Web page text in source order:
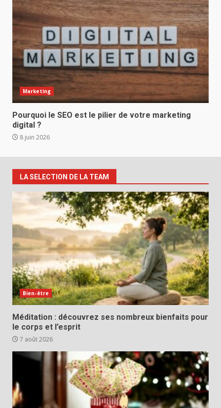
Marketing
Pourquoi le SEO est le pilier de votre marketing
digital ?
8 juin 2026
LA SELECTION DE LA TEAM
Bien-être
Méditation : découvrez ses nombreux bienfaits pour
le corps et l’esprit
7 août 2026